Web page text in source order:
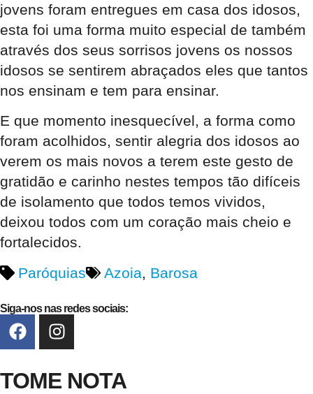
jovens foram entregues em casa dos idosos,
esta foi uma forma muito especial de também
através dos seus sorrisos jovens os nossos
idosos se sentirem abraçados eles que tantos
nos ensinam e tem para ensinar.
E que momento inesquecível, a forma como
foram acolhidos, sentir alegria dos idosos ao
verem os mais novos a terem este gesto de
gratidão e carinho nestes tempos tão difíceis
de isolamento que todos temos vividos,
deixou todos com um coração mais cheio e
fortalecidos.
Paróquias
Azoia, Barosa
Siga-nos nas redes sociais:
TOME NOTA